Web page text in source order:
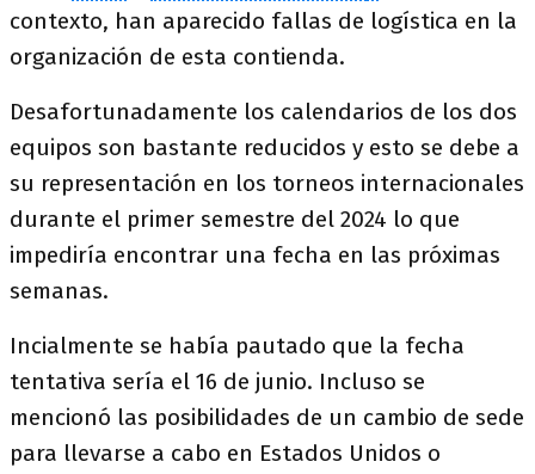
contexto, han aparecido fallas de logística en la
organización de esta contienda.
Desafortunadamente los calendarios de los dos
equipos son bastante reducidos y esto se debe a
su representación en los torneos internacionales
durante el primer semestre del 2024 lo que
impediría encontrar una fecha en las próximas
semanas.
Incialmente se había pautado que la fecha
tentativa sería el 16 de junio. Incluso se
mencionó las posibilidades de un cambio de sede
para llevarse a cabo en Estados Unidos o